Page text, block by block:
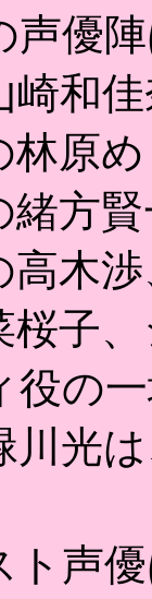
声優
崎和
林原
緒方
高木
桜子
役の
川光
ト声